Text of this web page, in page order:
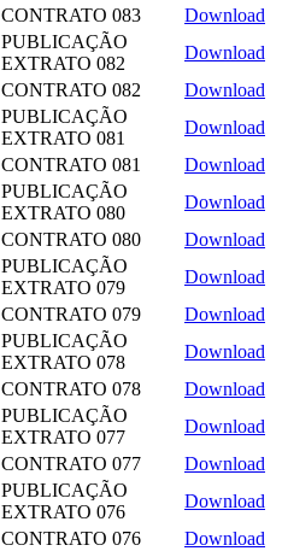
CONTRATO 083
Download
PUBLICAÇÃO
EXTRATO 082
Download
CONTRATO 082
Download
PUBLICAÇÃO
EXTRATO 081
Download
CONTRATO 081
Download
PUBLICAÇÃO
EXTRATO 080
Download
CONTRATO 080
Download
PUBLICAÇÃO
EXTRATO 079
Download
CONTRATO 079
Download
PUBLICAÇÃO
EXTRATO 078
Download
CONTRATO 078
Download
PUBLICAÇÃO
EXTRATO 077
Download
CONTRATO 077
Download
PUBLICAÇÃO
EXTRATO 076
Download
CONTRATO 076
Download